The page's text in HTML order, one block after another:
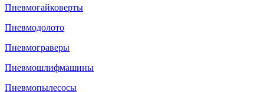
Пневмогайковерты
Пневмодолото
Пневмограверы
Пневмошлифмашины
Пневмопылесосы